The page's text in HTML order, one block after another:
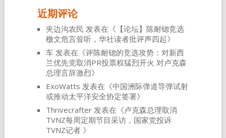
近期评论
夹边沟农民 发表在《 【论坛】陈耐锶竞选
檄文危言耸听，华社读者批评声四起》
车发表在《评陈耐锶的竞选攻势：对新西
兰优先党取消PR投票权猛烈开火 对卢克森
总理言辞激烈》
ExoWatts 发表在《中国洲际弹道导弹试射
或推动太平洋安全协定签署》
Thrivecrafter发表在《卢克森总理取消
TVNZ每周定期节目采访，国家党投诉
TVNZ记者 》